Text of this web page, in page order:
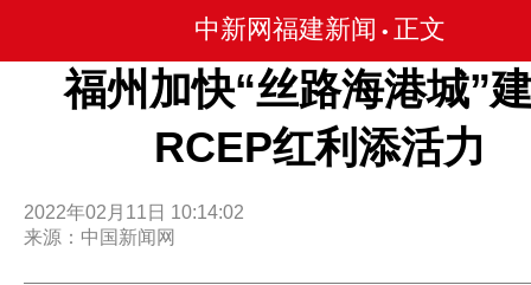
中新网福建新闻 • 正文
福州加快“丝路海港城”
RCEP红利添活力
2022年02月11日 10:14:02
来源：中国新闻网